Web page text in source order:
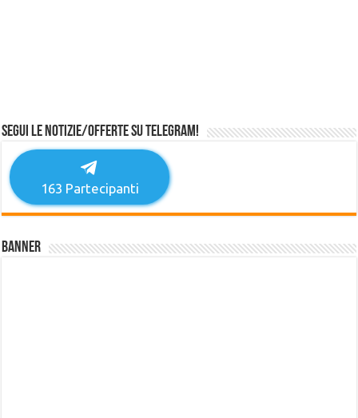
Segui le notizie/offerte su Telegram!
163 Partecipanti
Banner